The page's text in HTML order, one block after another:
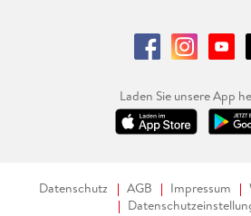
Laden Sie unsere App
Datenschutz AGB Impressum